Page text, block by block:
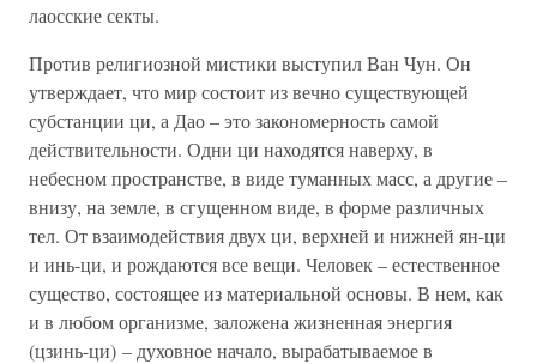
лаосские секты.
Против религиозной мистики выступил Ван Чун. Он
утверждает, что мир состоит из вечно существующей
субстанции ци, а Дао – это закономерность самой
действительности. Одни ци находятся наверху, в
небесном пространстве, в виде туманных масс, а другие –
внизу, на земле, в сгущенном виде, в форме различных
тел. От взаимодействия двух ци, верхней и нижней ян-ци
и инь-ци, и рождаются все вещи. Человек – естественное
существо, состоящее из материальной основы. В нем, как
и в любом организме, заложена жизненная энергия
(цзинь-ци) – духовное начало, вырабатываемое в